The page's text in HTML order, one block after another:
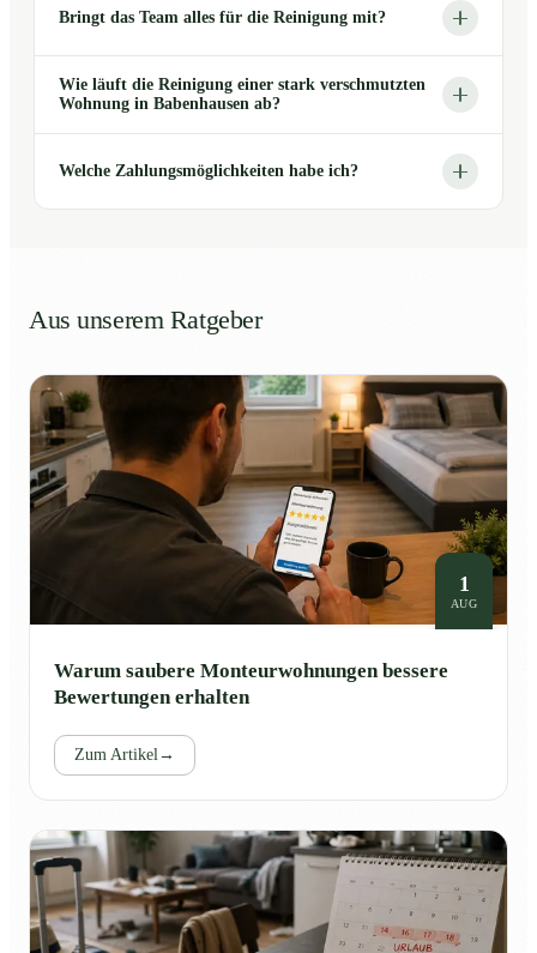
Bringt das Team alles für die Reinigung mit?
Wie läuft die Reinigung einer stark verschmutzten
Wohnung in Babenhausen ab?
Welche Zahlungsmöglichkeiten habe ich?
Aus unserem Ratgeber
1
AUG
Warum saubere Monteurwohnungen bessere
Bewertungen erhalten
Zum Artikel→